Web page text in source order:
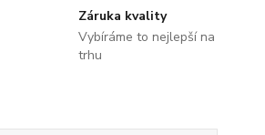
Záruka kvality
Vybíráme to nejlepší na
trhu